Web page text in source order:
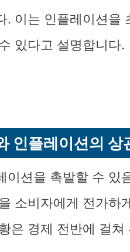
. 이는 인플레이션을
있다고 설명합니다.
인플레이션의 상
이션을 촉발할 수 있
소비자에게 전가하
은 경제 전반에 걸